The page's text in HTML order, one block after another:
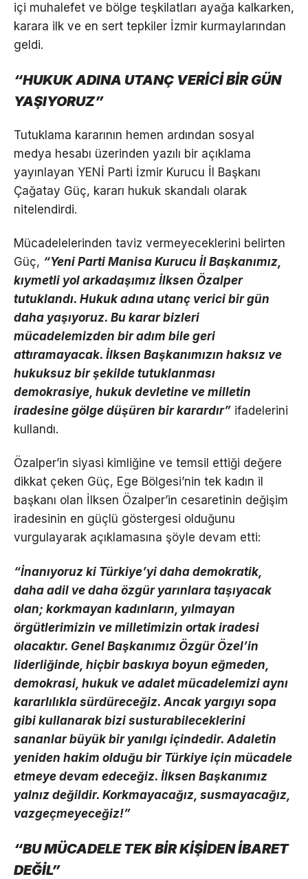
içi muhalefet ve bölge teşkilatları ayağa kalkarken,
karara ilk ve en sert tepkiler İzmir kurmaylarından
geldi.
“HUKUK ADINA UTANÇ VERİCİ BİR GÜN
YAŞIYORUZ”
Tutuklama kararının hemen ardından sosyal
medya hesabı üzerinden yazılı bir açıklama
yayınlayan YENİ Parti İzmir Kurucu İl Başkanı
Çağatay Güç, kararı hukuk skandalı olarak
nitelendirdi.
Mücadelelerinden taviz vermeyeceklerini belirten
Güç, “Yeni Parti Manisa Kurucu İl Başkanımız,
kıymetli yol arkadaşımız İlksen Özalper
tutuklandı. Hukuk adına utanç verici bir gün
daha yaşıyoruz. Bu karar bizleri
mücadelemizden bir adım bile geri
attıramayacak. İlksen Başkanımızın haksız ve
hukuksuz bir şekilde tutuklanması
demokrasiye, hukuk devletine ve milletin
iradesine gölge düşüren bir karardır” ifadelerini
kullandı.
Özalper’in siyasi kimliğine ve temsil ettiği değere
dikkat çeken Güç, Ege Bölgesi’nin tek kadın il
başkanı olan İlksen Özalper’in cesaretinin değişim
iradesinin en güçlü göstergesi olduğunu
vurgulayarak açıklamasına şöyle devam etti:
“İnanıyoruz ki Türkiye’yi daha demokratik,
daha adil ve daha özgür yarınlara taşıyacak
olan; korkmayan kadınların, yılmayan
örgütlerimizin ve milletimizin ortak iradesi
olacaktır. Genel Başkanımız Özgür Özel’in
liderliğinde, hiçbir baskıya boyun eğmeden,
demokrasi, hukuk ve adalet mücadelemizi aynı
kararlılıkla sürdüreceğiz. Ancak yargıyı sopa
gibi kullanarak bizi susturabileceklerini
sananlar büyük bir yanılgı içindedir. Adaletin
yeniden hakim olduğu bir Türkiye için mücadele
etmeye devam edeceğiz. İlksen Başkanımız
yalnız değildir. Korkmayacağız, susmayacağız,
vazgeçmeyeceğiz!”
“BU MÜCADELE TEK BİR KİŞİDEN İBARET
DEĞİL”